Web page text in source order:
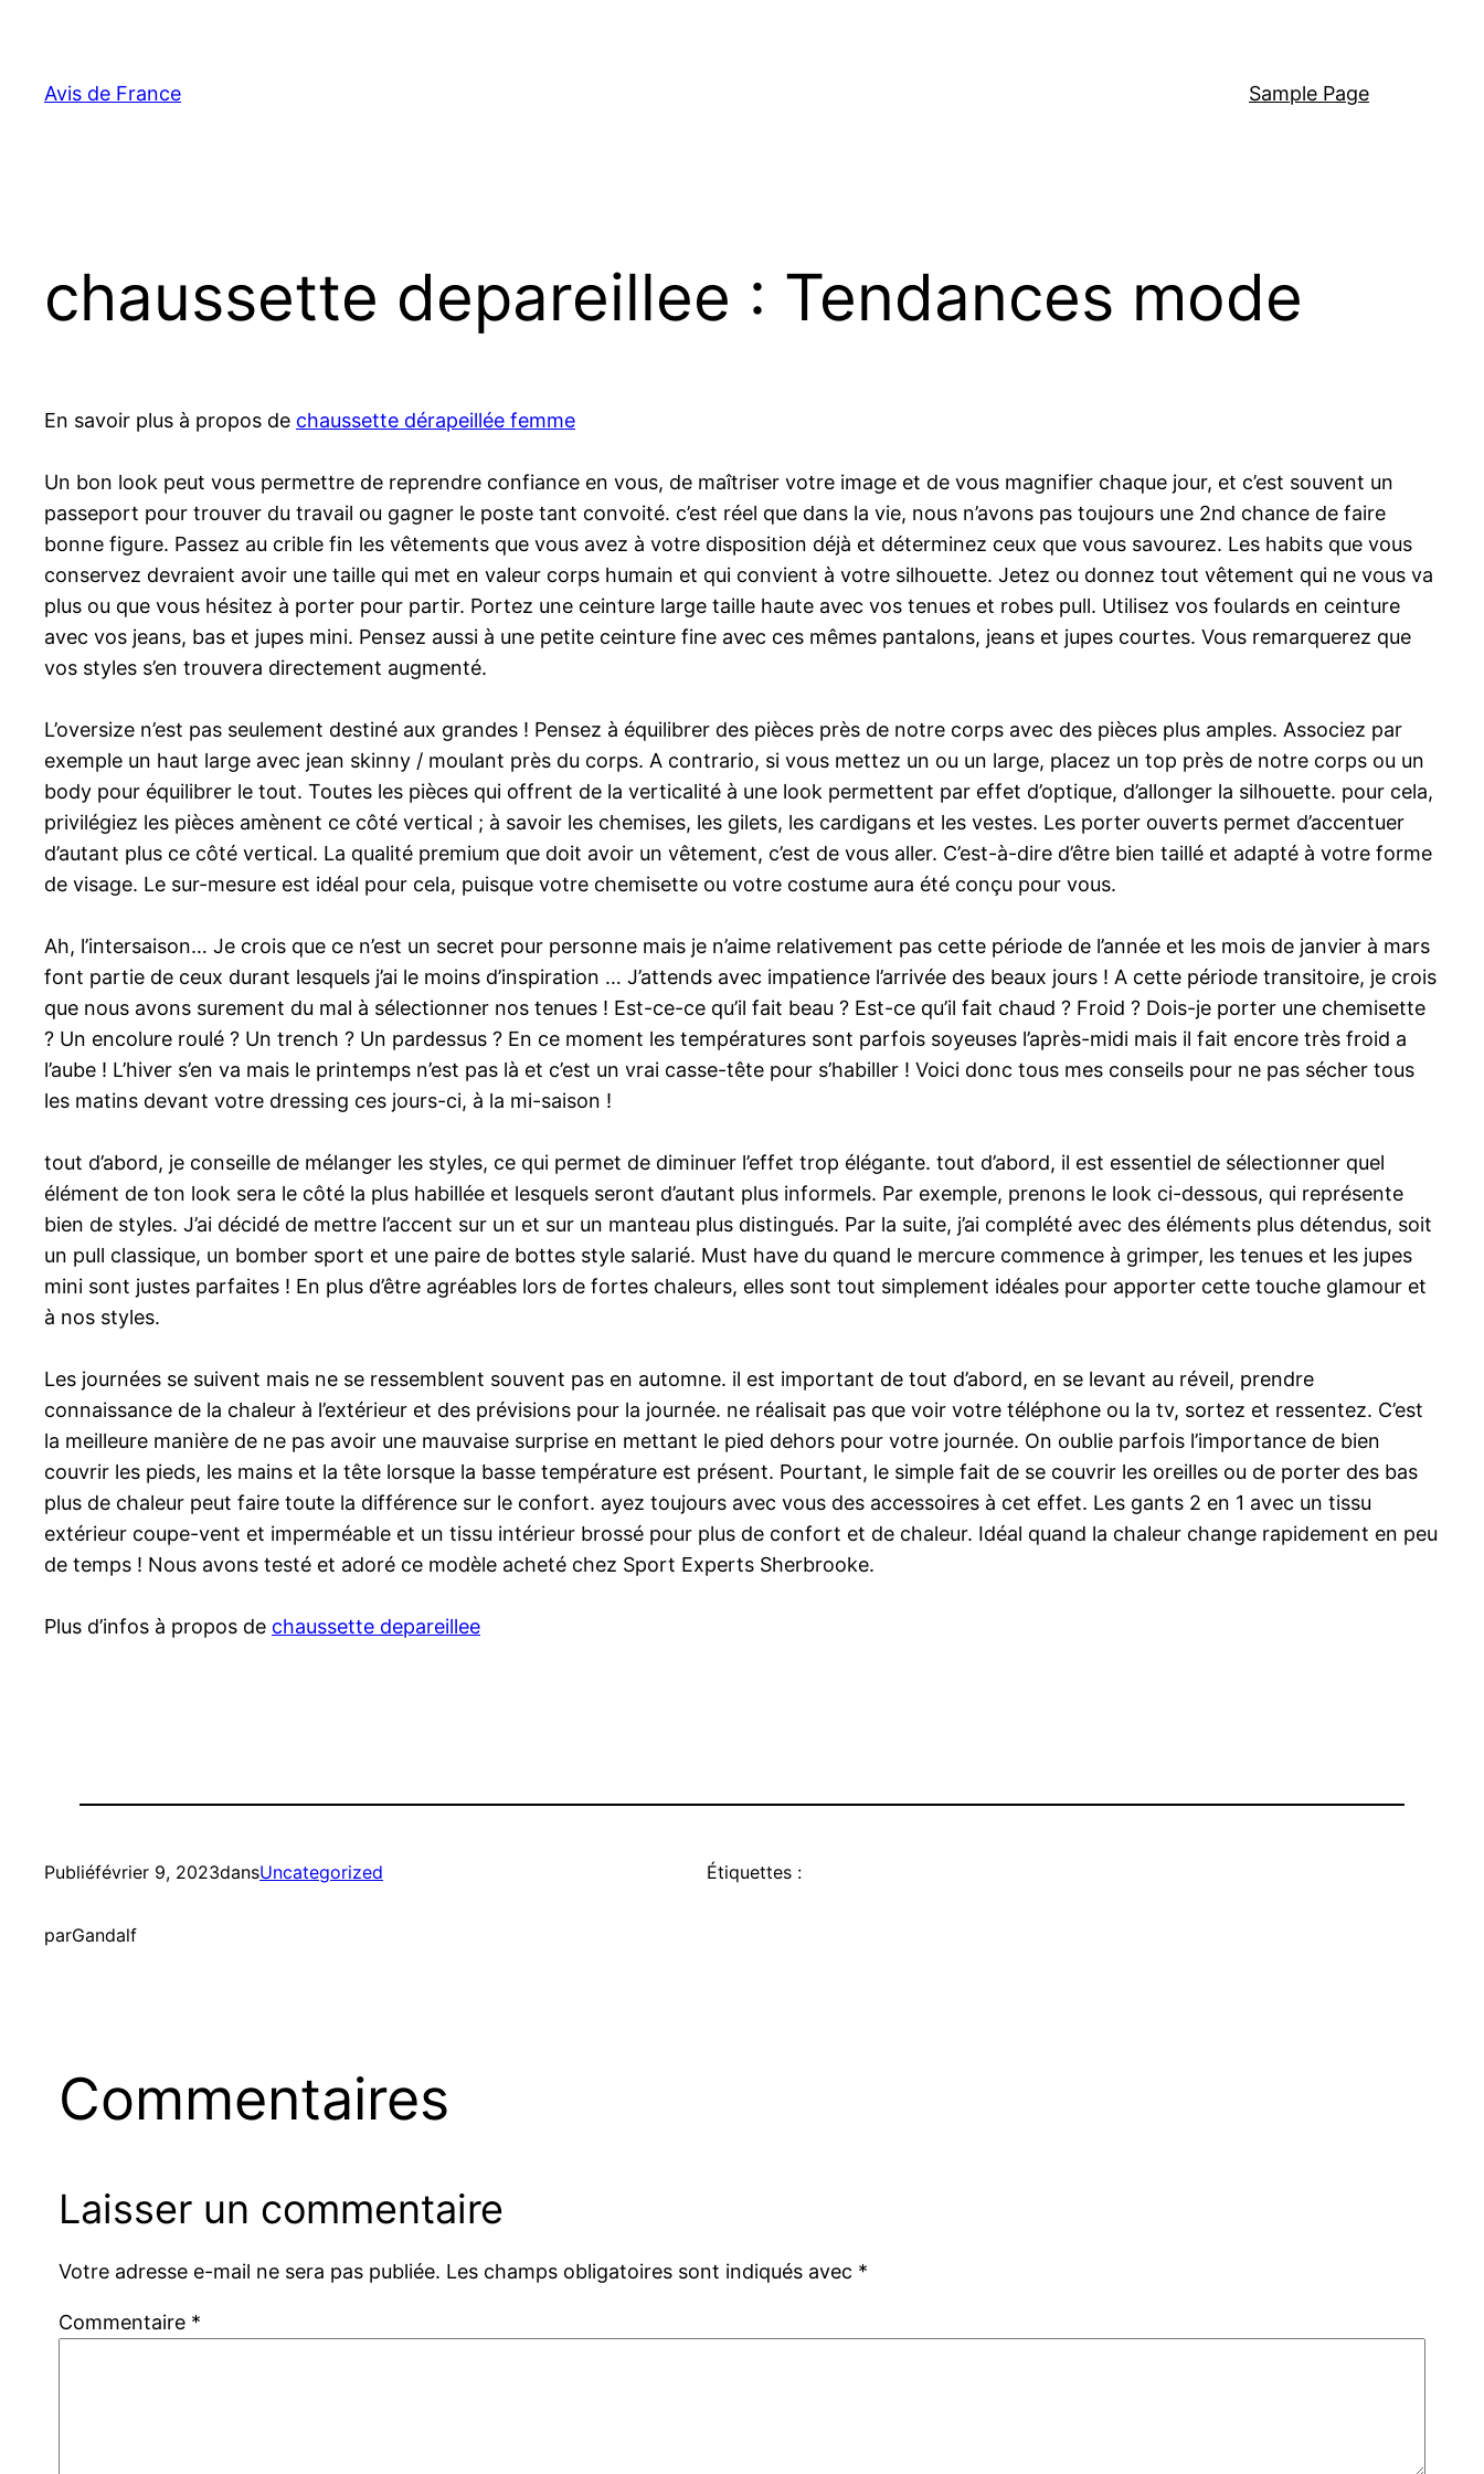
contenu
Avis de France Sample Page
chaussette depareillee : Tendances mode
En savoir plus à propos de chaussette dérapeillée femme
Un bon look peut vous permettre de reprendre confiance en vous, de maîtriser votre image et de vous magnifier chaque jour, et c’est souvent un
passeport pour trouver du travail ou gagner le poste tant convoité. c’est réel que dans la vie, nous n’avons pas toujours une 2nd chance de faire
bonne figure. Passez au crible fin les vêtements que vous avez à votre disposition déjà et déterminez ceux que vous savourez. Les habits que vous
conservez devraient avoir une taille qui met en valeur corps humain et qui convient à votre silhouette. Jetez ou donnez tout vêtement qui ne vous va
plus ou que vous hésitez à porter pour partir. Portez une ceinture large taille haute avec vos tenues et robes pull. Utilisez vos foulards en ceinture
avec vos jeans, bas et jupes mini. Pensez aussi à une petite ceinture fine avec ces mêmes pantalons, jeans et jupes courtes. Vous remarquerez que
vos styles s’en trouvera directement augmenté.
L’oversize n’est pas seulement destiné aux grandes ! Pensez à équilibrer des pièces près de notre corps avec des pièces plus amples. Associez par
exemple un haut large avec jean skinny / moulant près du corps. A contrario, si vous mettez un ou un large, placez un top près de notre corps ou un
body pour équilibrer le tout. Toutes les pièces qui offrent de la verticalité à une look permettent par effet d’optique, d’allonger la silhouette. pour cela,
privilégiez les pièces amènent ce côté vertical ; à savoir les chemises, les gilets, les cardigans et les vestes. Les porter ouverts permet d’accentuer
d’autant plus ce côté vertical. La qualité premium que doit avoir un vêtement, c’est de vous aller. C’est-à-dire d’être bien taillé et adapté à votre forme
de visage. Le sur-mesure est idéal pour cela, puisque votre chemisette ou votre costume aura été conçu pour vous.
Ah, l’intersaison… Je crois que ce n’est un secret pour personne mais je n’aime relativement pas cette période de l’année et les mois de janvier à mars
font partie de ceux durant lesquels j’ai le moins d’inspiration … J’attends avec impatience l’arrivée des beaux jours ! A cette période transitoire, je crois
que nous avons surement du mal à sélectionner nos tenues ! Est-ce-ce qu’il fait beau ? Est-ce qu’il fait chaud ? Froid ? Dois-je porter une chemisette
? Un encolure roulé ? Un trench ? Un pardessus ? En ce moment les températures sont parfois soyeuses l’après-midi mais il fait encore très froid a
l’aube ! L’hiver s’en va mais le printemps n’est pas là et c’est un vrai casse-tête pour s’habiller ! Voici donc tous mes conseils pour ne pas sécher tous
les matins devant votre dressing ces jours-ci, à la mi-saison !
tout d’abord, je conseille de mélanger les styles, ce qui permet de diminuer l’effet trop élégante. tout d’abord, il est essentiel de sélectionner quel
élément de ton look sera le côté la plus habillée et lesquels seront d’autant plus informels. Par exemple, prenons le look ci-dessous, qui représente
bien de styles. J’ai décidé de mettre l’accent sur un et sur un manteau plus distingués. Par la suite, j’ai complété avec des éléments plus détendus, soit
un pull classique, un bomber sport et une paire de bottes style salarié. Must have du quand le mercure commence à grimper, les tenues et les jupes
mini sont justes parfaites ! En plus d’être agréables lors de fortes chaleurs, elles sont tout simplement idéales pour apporter cette touche glamour et
à nos styles.
Les journées se suivent mais ne se ressemblent souvent pas en automne. il est important de tout d’abord, en se levant au réveil, prendre
connaissance de la chaleur à l’extérieur et des prévisions pour la journée. ne réalisait pas que voir votre téléphone ou la tv, sortez et ressentez. C’est
la meilleure manière de ne pas avoir une mauvaise surprise en mettant le pied dehors pour votre journée. On oublie parfois l’importance de bien
couvrir les pieds, les mains et la tête lorsque la basse température est présent. Pourtant, le simple fait de se couvrir les oreilles ou de porter des bas
plus de chaleur peut faire toute la différence sur le confort. ayez toujours avec vous des accessoires à cet effet. Les gants 2 en 1 avec un tissu
extérieur coupe-vent et imperméable et un tissu intérieur brossé pour plus de confort et de chaleur. Idéal quand la chaleur change rapidement en peu
de temps ! Nous avons testé et adoré ce modèle acheté chez Sport Experts Sherbrooke.
Plus d’infos à propos de chaussette depareillee
Publiéfévrier 9, 2023dansUncategorized
parGandalf
Étiquettes :
Commentaires
Laisser un commentaire
Votre adresse e-mail ne sera pas publiée. Les champs obligatoires sont indiqués avec *
Commentaire *